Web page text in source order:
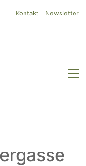
Kontakt Newsletter